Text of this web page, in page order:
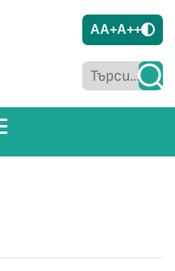
AA+A++